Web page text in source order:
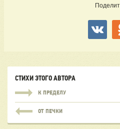
СТИХИ ЭТОГО АВТОРА
К ПРЕДЕЛУ
ОТ ПЕЧКИ